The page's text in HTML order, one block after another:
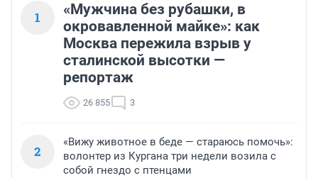
1
«Мужчина без рубашки, в
окровавленной майке»: как
Москва пережила взрыв у
сталинской высотки —
репортаж
26 855 3
2
«Вижу животное в беде — стараюсь помочь»:
волонтер из Кургана три недели возила с
собой гнездо с птенцами